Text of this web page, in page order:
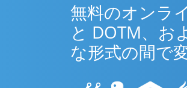
無料のオンラ
と DOTM、お
な形式の間で